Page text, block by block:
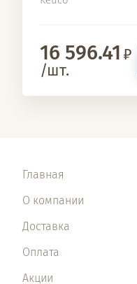
16 596.41
/шт.
Главная
О компании
Доставка
Оплата
Акции